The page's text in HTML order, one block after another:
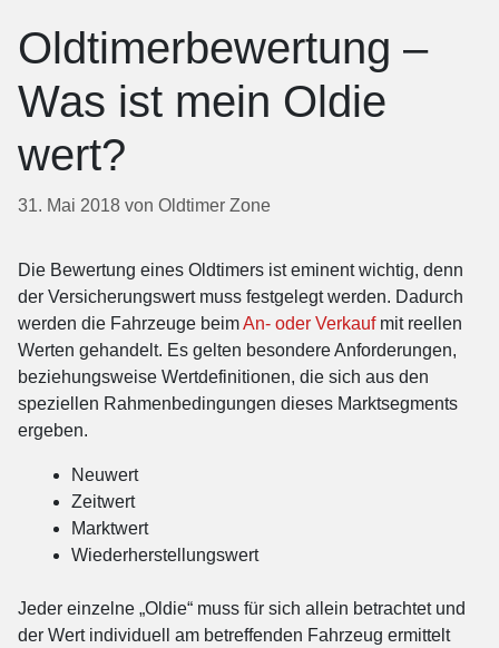
Oldtimerbewertung –
Was ist mein Oldie
wert?
31. Mai 2018 von Oldtimer Zone
Die Bewertung eines Oldtimers ist eminent wichtig, denn
der Versicherungswert muss festgelegt werden. Dadurch
werden die Fahrzeuge beimAn- oder Verkaufmit reellen
Werten gehandelt. Es gelten besondere Anforderungen,
beziehungsweise Wertdefinitionen, die sich aus den
speziellen Rahmenbedingungen dieses Marktsegments
ergeben.
Neuwert
Zeitwert
Marktwert
Wiederherstellungswert
Jeder einzelne „Oldie“ muss für sich allein betrachtet und
der Wert individuell am betreffenden Fahrzeug ermittelt